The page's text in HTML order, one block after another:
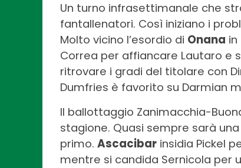
Un turno infrasettimanale che
fantallenatori. Così iniziano i
Molto vicino l’esordio di Onana
Correa per affiancare Lautaro e
ritrovare i gradi del titolare con
Dumfries è favorito su Darmian
Il ballottaggio Zanimacchia-
stagione. Quasi sempre sarà
primo. Ascacibar insidia Pickel
mentre si candida Sernicola per